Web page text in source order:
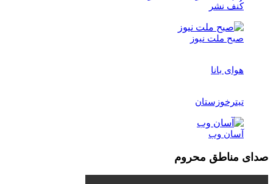
کُنف نشر
صبح ملت نیوز
هوای بانا
تیترخوزستان
آسان وب
صدای مناطق محروم